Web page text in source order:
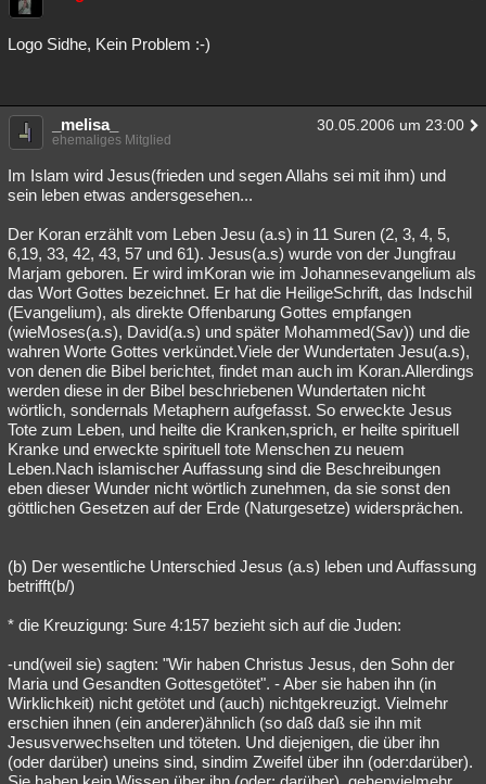
Logo Sidhe, Kein Problem :-)
_melisa_ 30.05.2006 um 23:00
ehemaliges Mitglied
Im Islam wird Jesus(frieden und segen Allahs sei mit ihm) und
sein leben etwas andersgesehen...
Der Koran erzählt vom Leben Jesu (a.s) in 11 Suren (2, 3, 4, 5,
6,19, 33, 42, 43, 57 und 61). Jesus(a.s) wurde von der Jungfrau
Marjam geboren. Er wird imKoran wie im Johannesevangelium als
das Wort Gottes bezeichnet. Er hat die HeiligeSchrift, das Indschil
(Evangelium), als direkte Offenbarung Gottes empfangen
(wieMoses(a.s), David(a.s) und später Mohammed(Sav)) und die
wahren Worte Gottes verkündet.Viele der Wundertaten Jesu(a.s),
von denen die Bibel berichtet, findet man auch im Koran.Allerdings
werden diese in der Bibel beschriebenen Wundertaten nicht
wörtlich, sondernals Metaphern aufgefasst. So erweckte Jesus
Tote zum Leben, und heilte die Kranken,sprich, er heilte spirituell
Kranke und erweckte spirituell tote Menschen zu neuem
Leben.Nach islamischer Auffassung sind die Beschreibungen
eben dieser Wunder nicht wörtlich zunehmen, da sie sonst den
göttlichen Gesetzen auf der Erde (Naturgesetze) widersprächen.
(b) Der wesentliche Unterschied Jesus (a.s) leben und Auffassung
betrifft(b/)
* die Kreuzigung: Sure 4:157 bezieht sich auf die Juden:
-und(weil sie) sagten: "Wir haben Christus Jesus, den Sohn der
Maria und Gesandten Gottesgetötet". - Aber sie haben ihn (in
Wirklichkeit) nicht getötet und (auch) nichtgekreuzigt. Vielmehr
erschien ihnen (ein anderer)ähnlich (so daß daß sie ihn mit
Jesusverwechselten und töteten. Und diejenigen, die über ihn
(oder darüber) uneins sind, sindim Zweifel über ihn (oder:darüber).